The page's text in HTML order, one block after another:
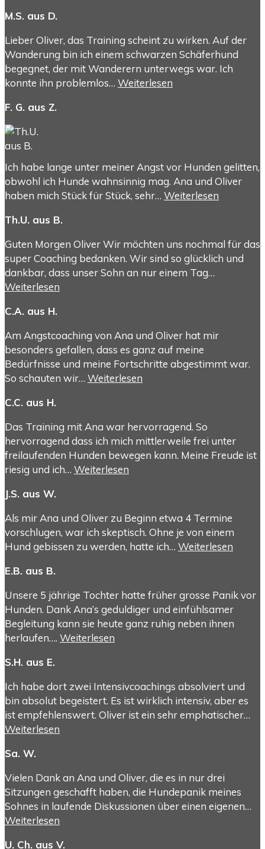
M.S. aus D.
Lieber Oliver, das Training scheint zu wirken. Auf der
Wanderung bin ich einem schwarzen Schäferhund
begegnet, der mit Wanderern unterwegs war. Ich
konnte ihn problemlos… Weiterlesen
F. G. aus Z.
Ich habe lange unter meiner Angst vor Hunden gelitten,
obwohl ich Hunde wahnsinnig mag. Ana und Oliver
haben mich Stück für Stück, sehr… Weiterlesen
Th.U. aus B.
Guten Morgen Oliver Wir möchten uns nochmal für das
super Coaching bedanken. Wir sind so glücklich und
dankbar, dass unser Sohn an nur einem Tag…
Weiterlesen
C.A. aus H.
Am Angstcoaching von Ana und Oliver hat mir
besonders gefallen, dass es ganz auf meine
Bedürfnisse und meine Fortschritte abgestimmt war.
So schauten wir… Weiterlesen
C.C. aus H.
Das Training mit Ana war hervorragend. So
hervorragend dass ich mich mittlerweile frei unter
freilaufenden Hunden bewegen kann. Meine Freude ist
riesig und ich… Weiterlesen
J.S. aus W.
Als mir Ana und Oliver zu Beginn etwa 4 Termine
vorschlugen, war ich skeptisch. Ohne je von einem
Hund gebissen zu werden, hatte ich… Weiterlesen
E.B. aus B.
Unsere 5 jährige Tochter hatte früher grosse Panik vor
Hunden. Dank Ana’s geduldiger und einfühlsamer
Begleitung kann sie heute ganz ruhig neben ihnen
herlaufen…. Weiterlesen
S.H. aus E.
Ich habe dort zwei Intensivcoachings absolviert und
bin absolut begeistert. Es ist wirklich intensiv, aber es
ist empfehlenswert. Oliver ist ein sehr emphatischer…
Weiterlesen
Sa. W.
Vielen Dank an Ana und Oliver, die es in nur drei
Sitzungen geschafft haben, die Hundepanik meines
Sohnes in laufende Diskussionen über einen eigenen…
Weiterlesen
U. Ch. aus V.